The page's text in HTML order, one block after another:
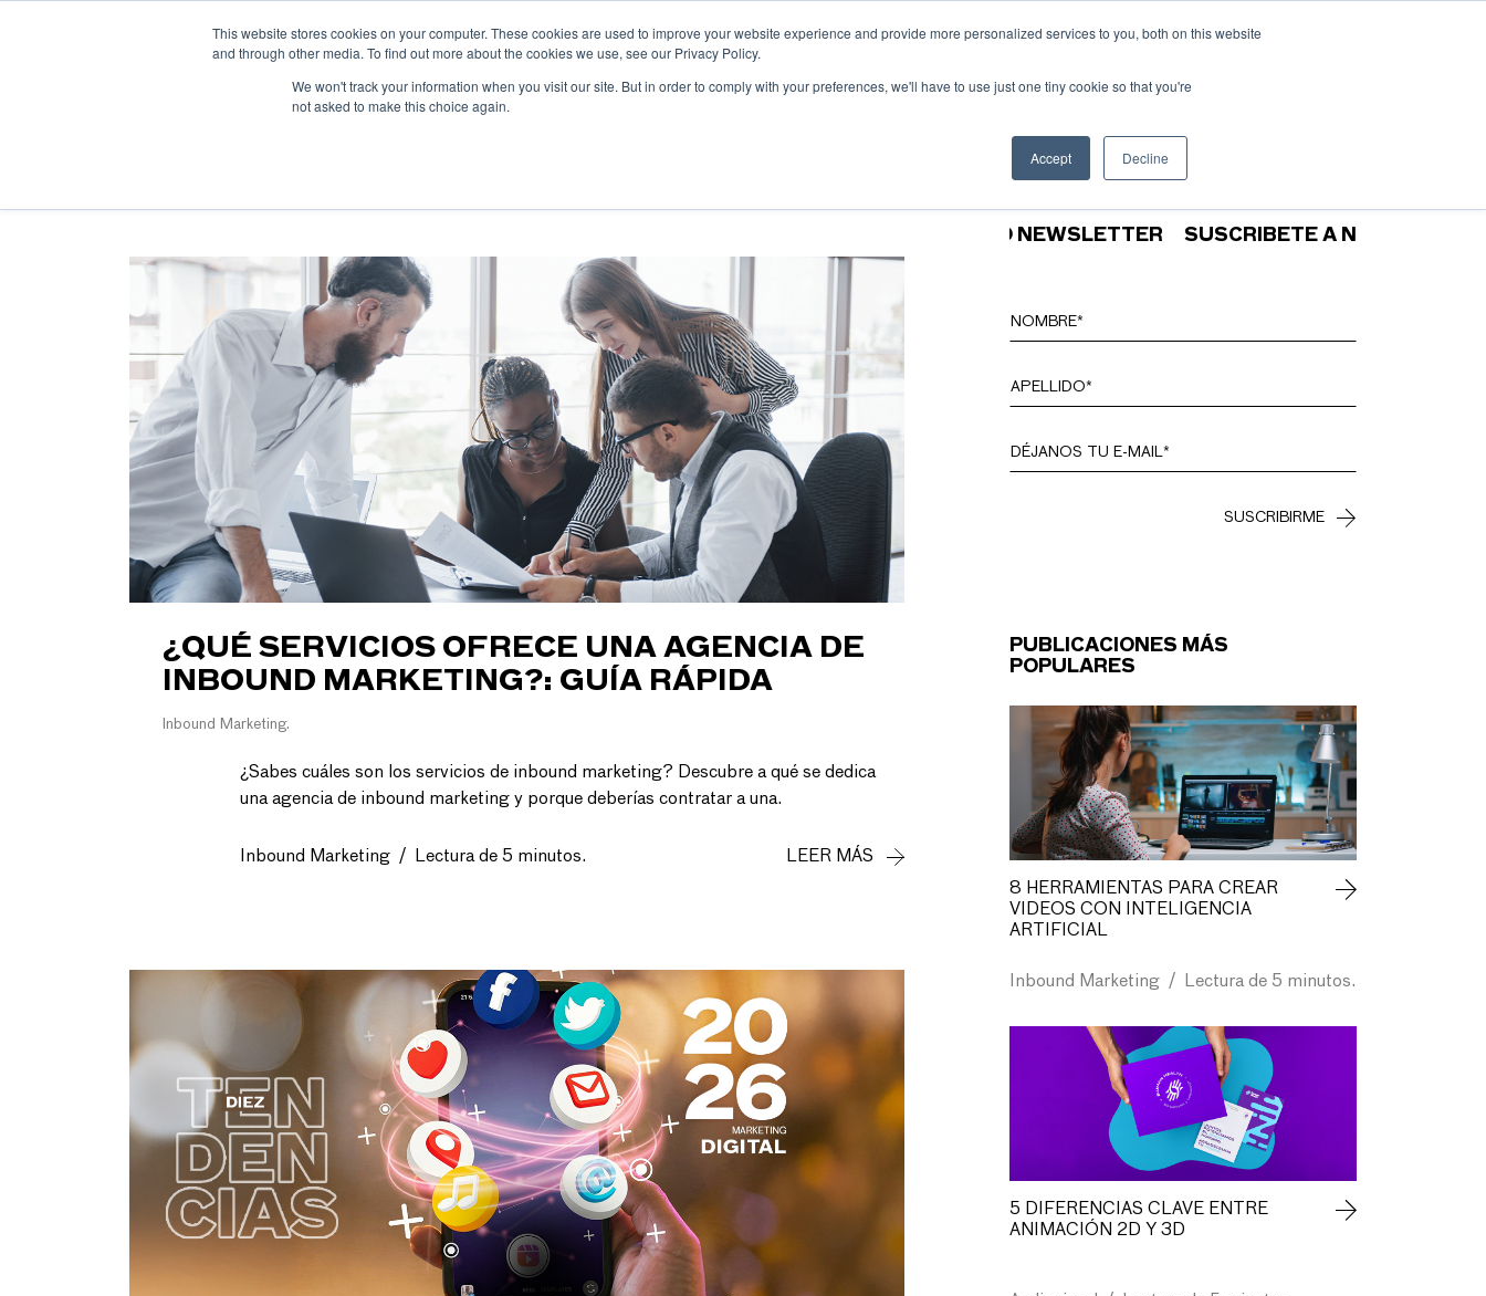
This website stores cookies on your computer. These cookies are used to improve your website experience and provide more personalized services to you, both on this website
and through other media. To find out more about the cookies we use, see our Privacy Policy.
We won't track your information when you visit our site. But in order to comply with your preferences, we'll have to use just one tiny cookie so that you're
not asked to make this choice again.
Accept Decline
¿QUÉ SERVICIOS OFRECE UNA AGENCIA DE
INBOUND MARKETING?: GUÍA RÁPIDA
Inbound Marketing
¿Sabes cuáles son los servicios de inbound marketing? Descubre a qué se dedica
una agencia de inbound marketing y porque deberías contratar a una.
Inbound Marketing / Lectura de 5 minutos. LEER MÁS
SUSCRÍBETE A NUESTRO NEWSLETTER SUSCRÍBETE A NUESTRO
PUBLICACIONES MÁS
POPULARES
8 HERRAMIENTAS PARA CREAR
VIDEOS CON INTELIGENCIA
ARTIFICIAL
Inbound Marketing / Lectura de 5 minutos.
5 DIFERENCIAS CLAVE ENTRE
ANIMACIÓN 2D Y 3D